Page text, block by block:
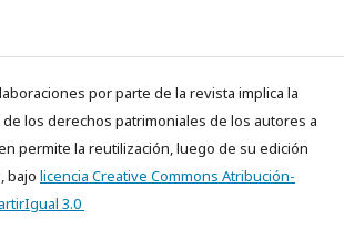
por parte de la revista implica la
los derechos patrimoniales de los autores a
permite la reutilización, luego de su edición
bajo licencia Creative Commons Atribución-
3.0